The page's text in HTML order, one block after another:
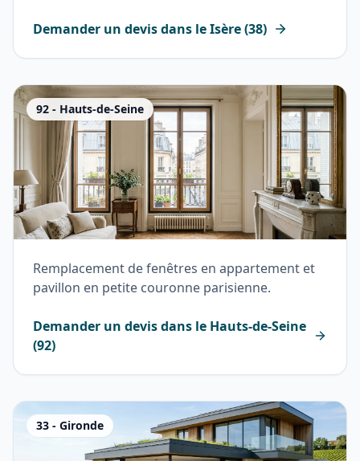
Demander un devis dans leIsère(38)
92 - Hauts-de-Seine
Remplacement de fenêtres en appartement et
pavillon en petite couronne parisienne.
Demander un devis dans le Hauts-de-Seine
(92)
33 - Gironde